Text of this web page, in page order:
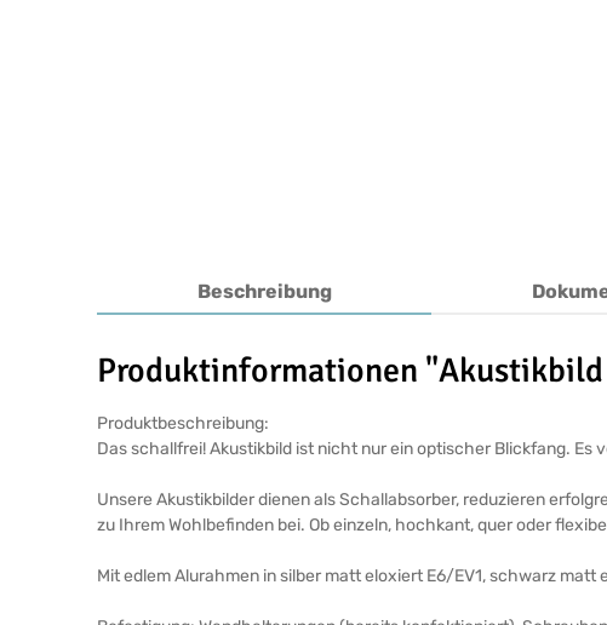
Beschreibung
Produktinformationen "Akustikbild
Produktbeschreibung:
Das schallfrei! Akustikbild ist nicht nur ein optischer Blickfang.
Unsere Akustikbilder dienen als Schallabsorber, reduzieren
zu Ihrem Wohlbefinden bei. Ob einzeln, hochkant, quer oder
Mit edlem Alurahmen in silber matt eloxiert E6/EV1, schwarz